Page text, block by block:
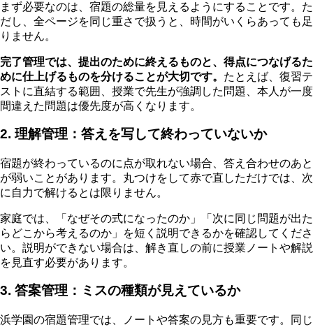
まず必要なのは、宿題の総量を見えるようにすることです。た
だし、全ページを同じ重さで扱うと、時間がいくらあっても足
りません。
完了管理では、提出のために終えるものと、得点につなげるた
めに仕上げるものを分けることが大切です。 たとえば、復習テ
ストに直結する範囲、授業で先生が強調した問題、本人が一度
間違えた問題は優先度が高くなります。
2. 理解管理：答えを写して終わっていないか
宿題が終わっているのに点が取れない場合、答え合わせのあと
が弱いことがあります。丸つけをして赤で直しただけでは、次
に自力で解けるとは限りません。
家庭では、「なぜその式になったのか」「次に同じ問題が出た
らどこから考えるのか」を短く説明できるかを確認してくださ
い。説明ができない場合は、解き直しの前に授業ノートや解説
を見直す必要があります。
3. 答案管理：ミスの種類が見えているか
浜学園の宿題管理では、ノートや答案の見方も重要です。同じ